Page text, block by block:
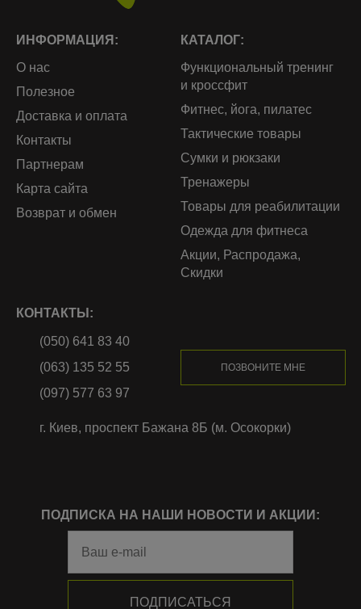
ИНФОРМАЦИЯ:
О нас
Полезное
Доставка и оплата
Контакты
Партнерам
Карта сайта
Возврат и обмен
КАТАЛОГ:
Функциональный тренинг
и кроссфит
Фитнес, йога, пилатес
Тактические товары
Сумки и рюкзаки
Тренажеры
Товары для реабилитации
Одежда для фитнеса
Акции, Распродажа,
Скидки
КОНТАКТЫ:
(050) 641 83 40
(063) 135 52 55
(097) 577 63 97
ПОЗВОНИТЕ МНЕ
г. Киев, проспект Бажана 8Б (м. Осокорки)
ПОДПИСКА НА НАШИ НОВОСТИ И АКЦИИ: